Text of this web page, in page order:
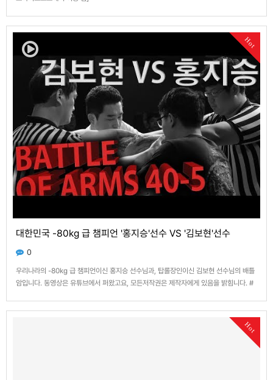
Hot
대한민국 -80kg 급 챔피언 '홍지승'선수 VS '김보현'선수
0
우리나라의 -80kg 급 챔피언이신 홍지승 선수님과, 탑롤장인이신 김보현 선수님의 배틀
암입니다. 동영상은 유튜브에서 퍼왔고요, 모든저작권은 제작자에게 있음을 밝힘니다. #
Hot